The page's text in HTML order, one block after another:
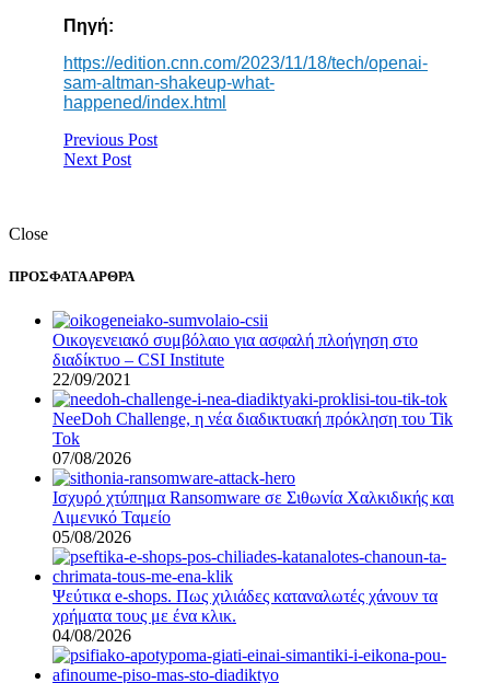
Πηγή:
https://edition.cnn.com/2023/11/18/tech/openai-
sam-altman-shakeup-what-
happened/index.html
Previous Post
Next Post
Close
ΠΡΟΣΦΑΤΑ ΑΡΘΡΑ
Οικογενειακό συμβόλαιο για ασφαλή πλοήγηση στο
διαδίκτυο – CSI Institute
22/09/2021
NeeDoh Challenge, η νέα διαδικτυακή πρόκληση του Tik
Tok
07/08/2026
Ισχυρό χτύπημα Ransomware σε Σιθωνία Χαλκιδικής και
Λιμενικό Ταμείο
05/08/2026
Ψεύτικα e-shops. Πως χιλιάδες καταναλωτές χάνουν τα
χρήματα τους με ένα κλικ.
04/08/2026